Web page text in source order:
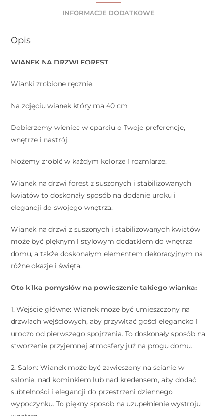
INFORMACJE DODATKOWE
Opis
WIANEK NA DRZWI FOREST
Wianki zrobione ręcznie.
Na zdjęciu wianek który ma 40 cm
Dobierzemy wieniec w oparciu o Twoje preferencje,
wnętrze i nastrój.
Możemy zrobić w każdym kolorze i rozmiarze.⠀
Wianek na drzwi forest z suszonych i stabilizowanych
kwiatów to doskonały sposób na dodanie uroku i
elegancji do swojego wnętrza.
Wianek na drzwi z suszonych i stabilizowanych kwiatów
może być pięknym i stylowym dodatkiem do wnętrza
domu, a także doskonałym elementem dekoracyjnym na
różne okazje i święta.
Oto kilka pomysłów na powieszenie takiego wianka:
1. Wejście główne: Wianek może być umieszczony na
drzwiach wejściowych, aby przywitać gości elegancko i
uroczo od pierwszego spojrzenia. To doskonały sposób na
stworzenie przyjemnej atmosfery już na progu domu.
2. Salon: Wianek może być zawieszony na ścianie w
salonie, nad kominkiem lub nad kredensem, aby dodać
subtelności i elegancji do przestrzeni dziennego
wypoczynku. To piękny sposób na uzupełnienie wystroju